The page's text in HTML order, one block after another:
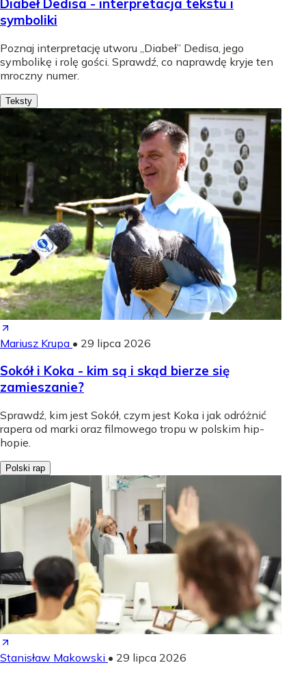
Diabeł Dedisa - interpretacja tekstu i
symboliki
Poznaj interpretację utworu „Diabeł” Dedisa, jego
symbolikę i rolę gości. Sprawdź, co naprawdę kryje ten
mroczny numer.
Teksty
Mariusz Krupa • 29 lipca 2026
Sokół i Koka - kim są i skąd bierze się
zamieszanie?
Sprawdź, kim jest Sokół, czym jest Koka i jak odróżnić
rapera od marki oraz filmowego tropu w polskim hip-
hopie.
Polski rap
Stanisław Makowski • 29 lipca 2026